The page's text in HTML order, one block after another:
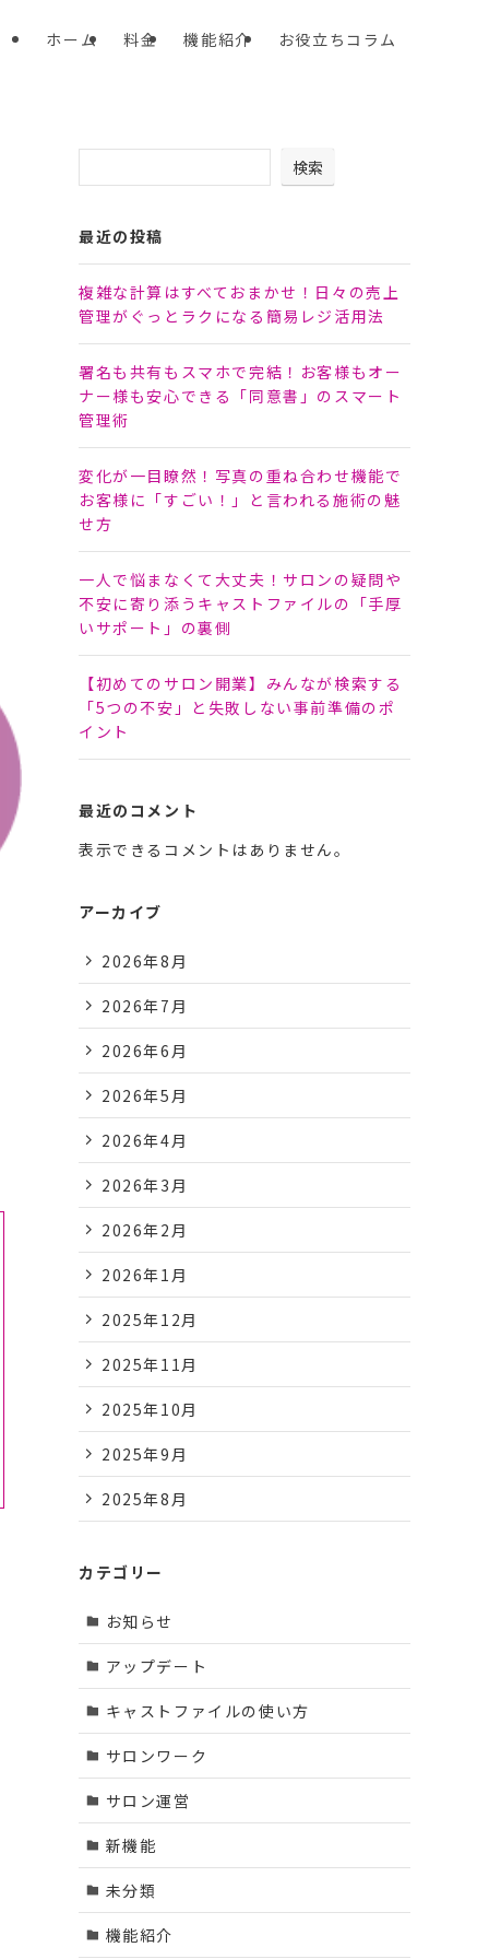
ホーム 料金 機能紹介 お役立ちコラム
検索
最近の投稿
複雑な計算はすべておまかせ！日々の売上
管理がぐっとラクになる簡易レジ活用法
署名も共有もスマホで完結！お客様もオー
ナー様も安心できる「同意書」のスマート
管理術
変化が一目瞭然！写真の重ね合わせ機能で
お客様に「すごい！」と言われる施術の魅
せ方
一人で悩まなくて大丈夫！サロンの疑問や
不安に寄り添うキャストファイルの「手厚
いサポート」の裏側
【初めてのサロン開業】みんなが検索する
「5つの不安」と失敗しない事前準備のポ
イント
最近のコメント
表示できるコメントはありません。
アーカイブ
2026年8月
2026年7月
2026年6月
2026年5月
2026年4月
2026年3月
2026年2月
2026年1月
2025年12月
2025年11月
2025年10月
2025年9月
2025年8月
カテゴリー
お知らせ
アップデート
キャストファイルの使い方
サロンワーク
サロン運営
新機能
未分類
機能紹介